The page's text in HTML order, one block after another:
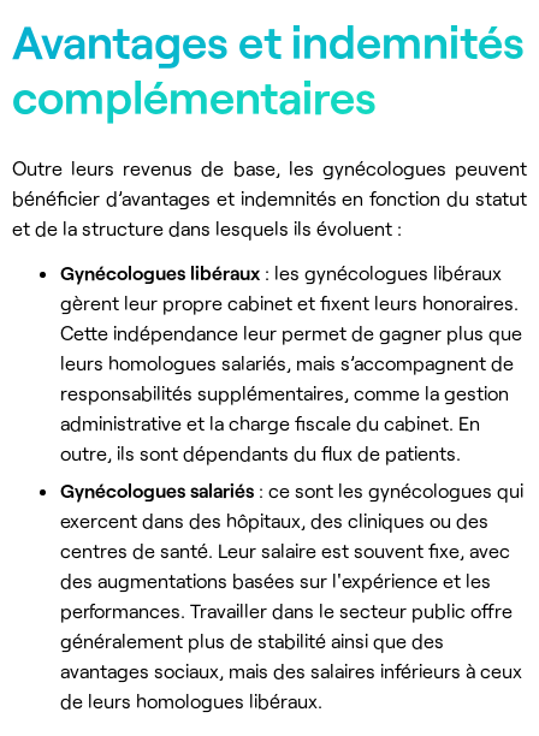
Avantages et indemnités
complémentaires
Outre leurs revenus de base, les gynécologues peuvent
bénéficier d’avantages et indemnités en fonction du statut
et de la structure dans lesquels ils évoluent :
Gynécologues libéraux : les gynécologues libéraux
gèrent leur propre cabinet et fixent leurs honoraires.
Cette indépendance leur permet de gagner plus que
leurs homologues salariés, mais s’accompagnent de
responsabilités supplémentaires, comme la gestion
administrative et la charge fiscale du cabinet. En
outre, ils sont dépendants du flux de patients.
Gynécologues salariés : ce sont les gynécologues qui
exercent dans des hôpitaux, des cliniques ou des
centres de santé. Leur salaire est souvent fixe, avec
des augmentations basées sur l'expérience et les
performances. Travailler dans le secteur public offre
généralement plus de stabilité ainsi que des
avantages sociaux, mais des salaires inférieurs à ceux
de leurs homologues libéraux.